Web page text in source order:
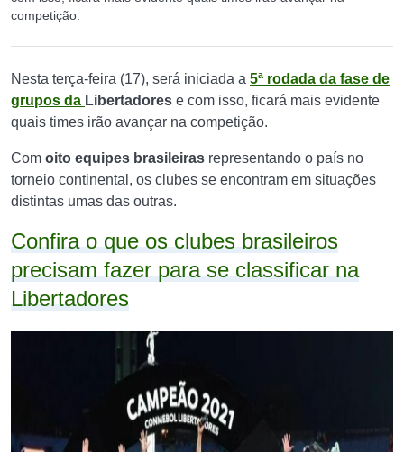
competição.
Nesta terça-feira (17), será iniciada a 5ª rodada da fase de
grupos da Libertadores e com isso, ficará mais evidente
quais times irão avançar na competição.
Com oito equipes brasileiras representando o país no
torneio continental, os clubes se encontram em situações
distintas umas das outras.
Confira o que os clubes brasileiros
precisam fazer para se classificar na
Libertadores